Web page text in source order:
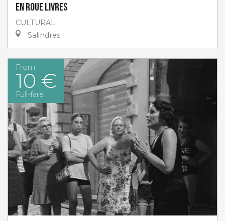
En roue livres
CULTURAL
Salindres
From
10 €
Full-fare